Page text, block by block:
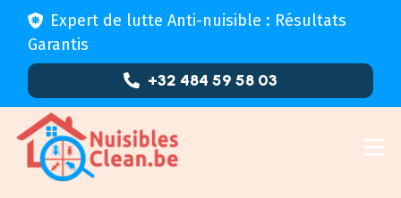
Expert de lutte Anti-nuisible : Résultats
Garantis
+32 484 59 58 03